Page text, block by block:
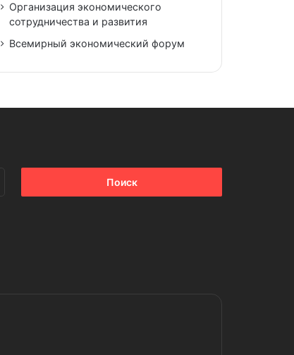
Организация экономического
сотрудничества и развития
Всемирный экономический форум